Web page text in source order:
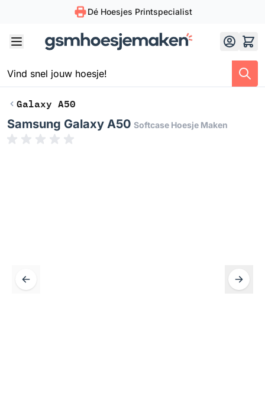
Dé Hoesjes Printspecialist
Galaxy A50
Samsung Galaxy A50 Softcase Hoesje Maken